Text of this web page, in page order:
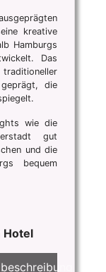
kreative
Hamburgs
Das
die
wie die
gut
und die
bequem
Hotel